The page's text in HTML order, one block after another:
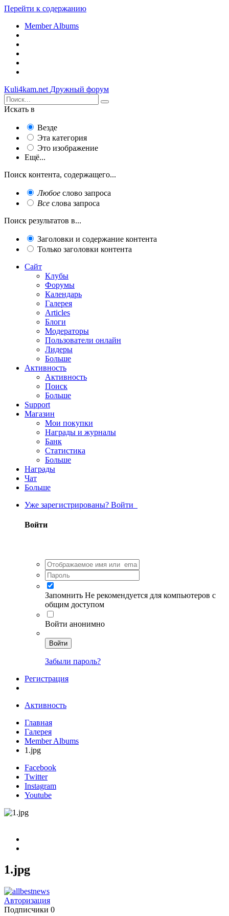
Перейти к содержанию
Member Albums
Kuli4kam.net Дружный форум
Искать в
Везде
Эта категория
Это изображение
Ещё...
Поиск контента, содержащего...
Любое слово запроса
Все слова запроса
Поиск результатов в...
Заголовки и содержание контента
Только заголовки контента
Сайт
Клубы
Форумы
Календарь
Галерея
Articles
Блоги
Модераторы
Пользователи онлайн
Лидеры
Больше
Активность
Активность
Поиск
Больше
Support
Магазин
Мои покупки
Награды и журналы
Банк
Статистика
Больше
Награды
Чат
Больше
Уже зарегистрированы? Войти
Войти
Запомнить Не рекомендуется для компьютеров с
общим доступом
Войти анонимно
Войти
Забыли пароль?
Регистрация
Активность
Главная
Галерея
Member Albums
1.jpg
Facebook
Twitter
Instagram
Youtube
1.jpg
Авторизация
Подписчики 0